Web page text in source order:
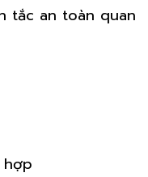
tắc an toàn quan